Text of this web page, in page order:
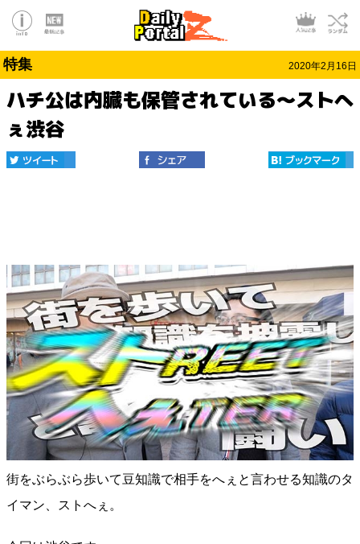
特集 2020年2月16日
ハチ公は内臓も保管されている～ストへ
ぇ渋谷
街をぶらぶら歩いて豆知識で相手をへぇと言わせる知識のタ
イマン、ストへぇ。